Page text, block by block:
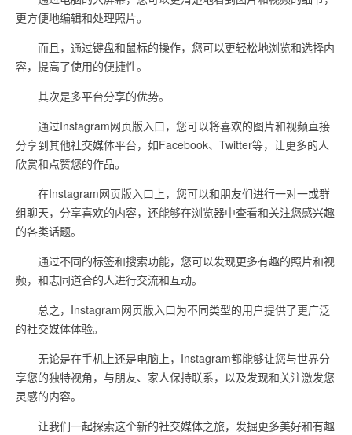
更方便地编辑和处理照片。
而且，通过键盘和鼠标的操作，您可以更轻松地浏览和选择内
容，提高了使用的便捷性。
其次是多平台分享的优势。
通过Instagram网页版入口，您可以将喜欢的图片和视频直接
分享到其他社交媒体平台，如Facebook、Twitter等，让更多的人
欣赏和点赞您的作品。
在Instagram网页版入口上，您可以和朋友们进行一对一或群
组聊天，分享喜欢的内容，还能够在浏览器中查看和关注您感兴趣
的各类话题。
通过不同的标签和搜索功能，您可以发现更多有趣的照片和视
频，和志同道合的人进行交流和互动。
总之，Instagram网页版入口为不同类型的用户提供了更广泛
的社交媒体体验。
无论是在手机上还是电脑上，Instagram都能够让您与世界分
享您的独特视角，与朋友、家人保持联系，以及发现和关注激发您
灵感的内容。
让我们一起探索这个新的社交媒体之旅，发掘更多美好和有趣